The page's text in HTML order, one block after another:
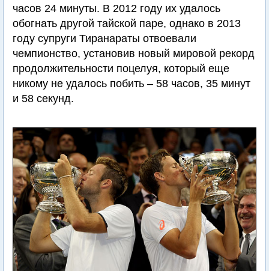
часов 24 минуты. В 2012 году их удалось
обогнать другой тайской паре, однако в 2013
году супруги Тиранараты отвоевали
чемпионство, установив новый мировой рекорд
продолжительности поцелуя, который еще
никому не удалось побить – 58 часов, 35 минут
и 58 секунд.